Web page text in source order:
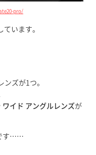
pro/
ています。
ンズが1つ。
イド アングルレンズが
す……